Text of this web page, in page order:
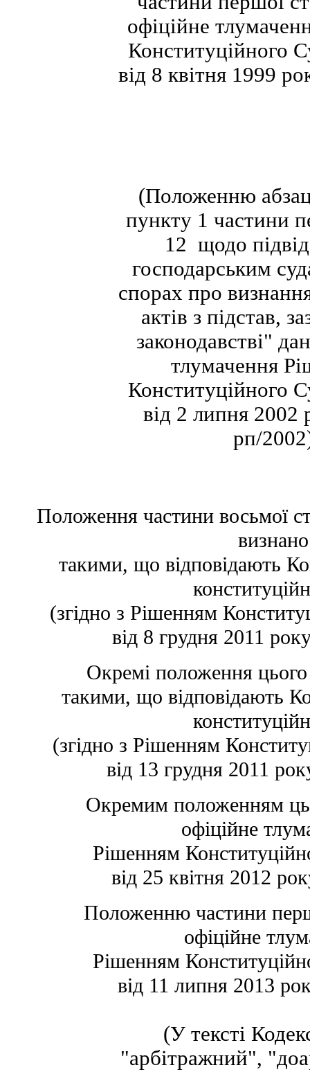
офіційне
Конституційного
від 8 квітня 1999
(Положенню
пункту 1 частини
12 щодо
господарським
спорах про
актів з підстав,
законодавстві"
тлумачення
Конституційного
від 2 липня 2002
рп/
Положення частини восьмої
визнано
такими, що відповідають
(згідно з Рішенням
від 8 грудня 2011
Окремі положення
такими, що відповідають
(згідно з Рішенням
від 13 грудня 2011
Окремим положенням
офіційне
Рішенням
від 25 квітня 2012
Положенню частини
офіційне
Рішенням
від 11 липня 2013
(У тексті
"арбітражний",